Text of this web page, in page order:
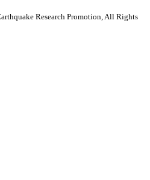
Research Promotion, All Rights